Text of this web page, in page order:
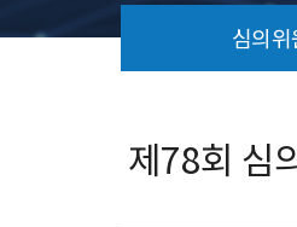
심의위
건
제78회 심